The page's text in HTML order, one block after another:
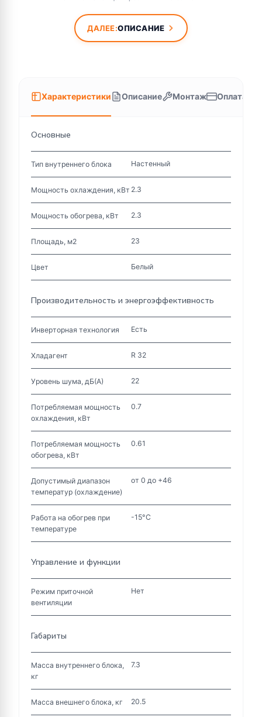
ДАЛЕЕ:ОПИСАНИЕ
Характеристики Описание Монтаж Оплата
Основные
Тип внутреннего блока Настенный
Мощность охлаждения, кВт 2.3
Мощность обогрева, кВт 2.3
Площадь, м2 23
Цвет Белый
Производительность и энергоэффективность
Инверторная технология Есть
Хладагент R 32
Уровень шума, дБ(А) 22
Потребляемая мощность
охлаждения, кВт
0.7
Потребляемая мощность
обогрева, кВт
0.61
Допустимый диапазон
температур (охлаждение)
от 0 до +46
Работа на обогрев при
температуре
-15°C
Управление и функции
Режим приточной
вентиляции
Нет
Габариты
Масса внутреннего блока,
кг
7.3
Масса внешнего блока, кг 20.5